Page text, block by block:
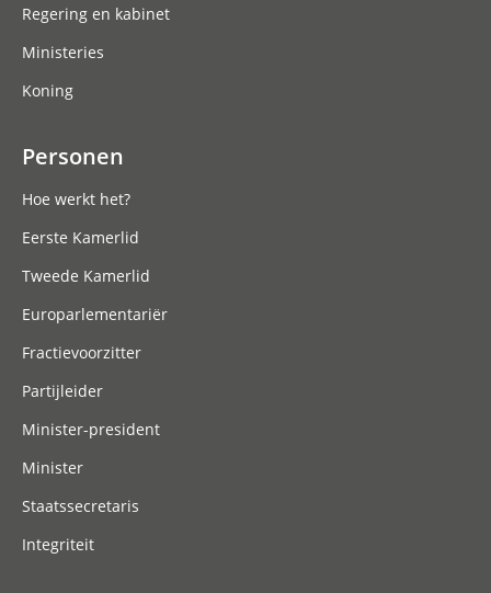
Regering en kabinet
Ministeries
Koning
Personen
Hoe werkt het?
Eerste Kamerlid
Tweede Kamerlid
Europarlementariër
Fractievoorzitter
Partijleider
Minister-president
Minister
Staatssecretaris
Integriteit